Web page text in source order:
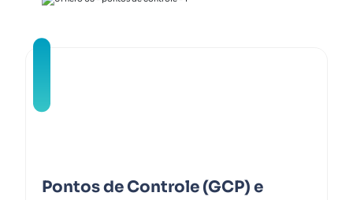
Pontos de Controle (GCP) e